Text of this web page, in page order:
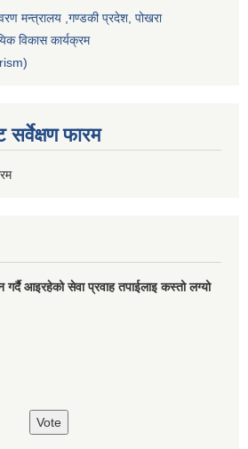
मन्त्रालय ,गण्डकी प्रदेश, पोखरा
विकास कार्यक्रम
सर्वेक्षण फारम
गर्दै आइरहेको सेवा प्रवाह तपाईलाइ कस्तो लग्यो